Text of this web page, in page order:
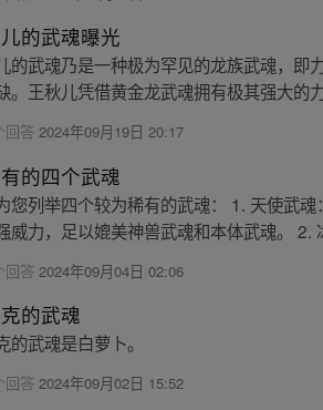
的武魂曝光
的武魂乃是一种极为罕见的龙族武魂，即
。王秋儿凭借黄金龙武魂拥有极其强大的
回答2024年09月19日 20:17
的四个武魂
您列举四个较为稀有的武魂： 1. 天使武
威力，足以媲美神兽武魂和本体武魂。 2.
回答 2024年09月04日 02:06
的武魂
的武魂是白萝卜。
回答 2024年09月02日 15:52